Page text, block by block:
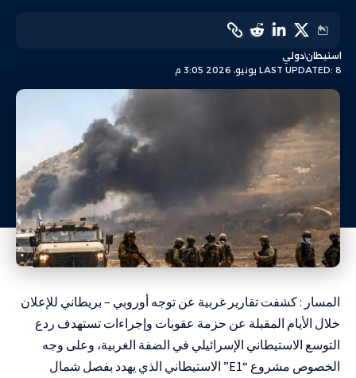
LAST UPDATED: 8 يونيو، 2026 3:05 م
استيطاندولي
المسار : كشفت تقارير غربية عن توجه أوروبي – بريطاني للإعلان
خلال الأيام المقبلة عن حزمة عقوبات وإجراءات تستهدف ردع
التوسع الاستيطاني الإسرائيلي في الضفة الغربية، وعلى وجه
الخصوص مشروع “E1” الاستيطاني الذي يهدد بفصل شمال